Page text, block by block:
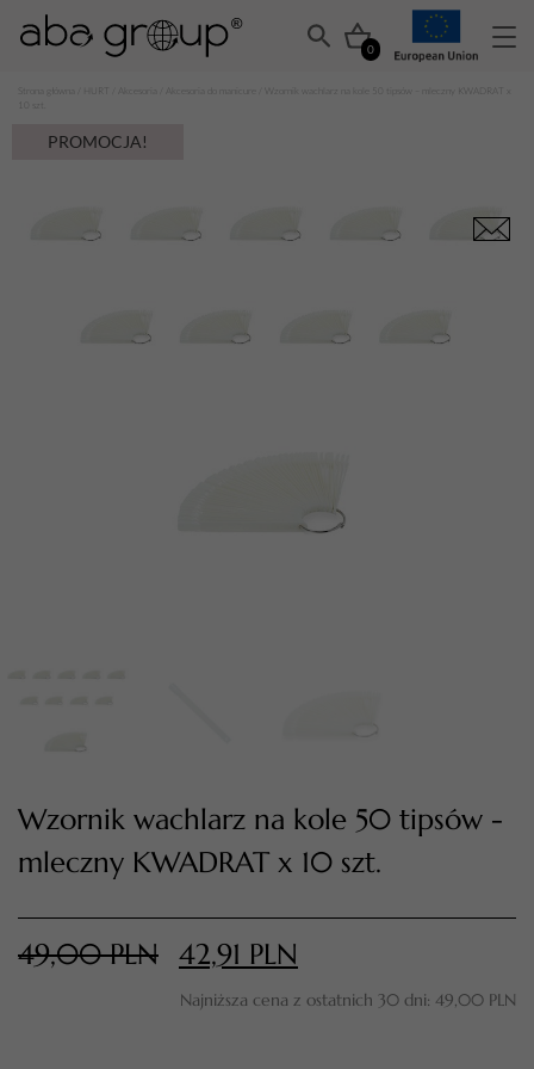
0
TWÓJ KOSZYK (0)
PRZEJDŹ DO KOSZYKA
PROMOCJA!
Wzornik wachlarz na kole 50 tipsów -
mleczny KWADRAT x 10 szt.
49,00PLN 42,91 PLN
Najniższa cena z ostatnich 30 dni: 49,00 PLN